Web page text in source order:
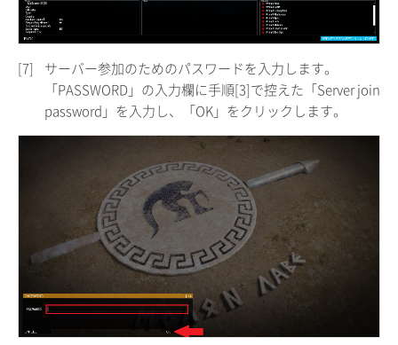
[7]
サーバー参加のためのパスワードを入力します。
「PASSWORD」の入力欄に手順[3]で控えた「Server join
password」を入力し、「OK」をクリックします。